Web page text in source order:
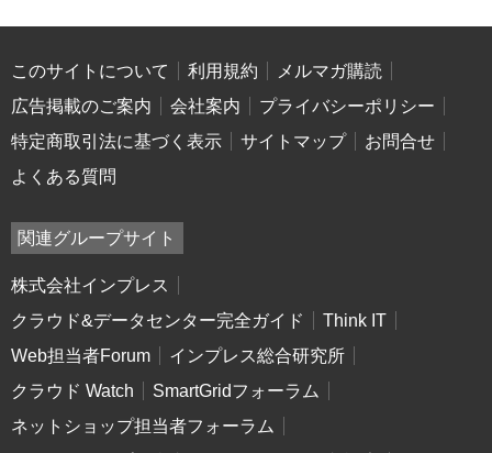
このサイトについて 利用規約
メルマガ購読
広告掲載のご案内
会社案内
プライバシーポリシー
特定商取引法に基づく表示
サイトマップ
お問合せ
よくある質問
関連グループサイト
株式会社インプレス
クラウド&データセンター完全ガイド
Think IT
Web担当者Forum
インプレス総合研究所
クラウド Watch
SmartGridフォーラム
ネットショップ担当者フォーラム